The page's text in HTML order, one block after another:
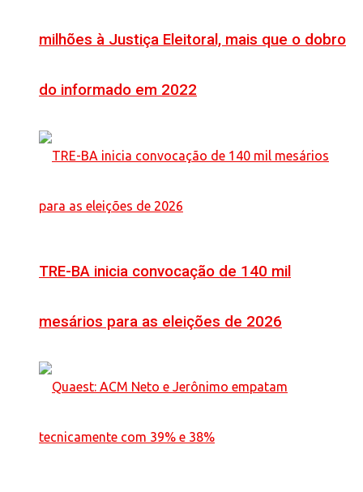
milhões à Justiça Eleitoral, mais que o dobro
do informado em 2022
TRE-BA inicia convocação de 140 mil
mesários para as eleições de 2026